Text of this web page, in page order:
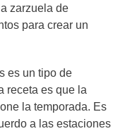
zarzuela de
para crear un
es un tipo de
receta es que la
la temporada. Es
a las estaciones